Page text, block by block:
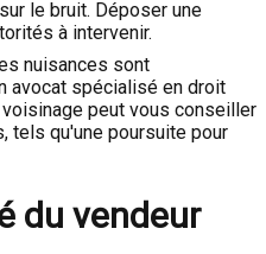
le bruit. Déposer une
à intervenir.
nuisances sont
avocat spécialisé en droit
peut vous conseiller
tels qu'une poursuite pour
du vendeur